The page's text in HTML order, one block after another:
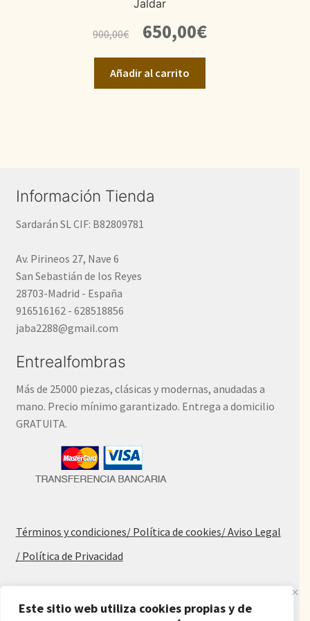
Este sitio web utiliza cookies propias y de
Jaldar
900,00€
precio
original
era:
900,00€.
650,00€El
precio
Añadir al carrito
Información Tienda
Sardarán SL CIF: B82809781
Av. Pirineos 27, Nave 6
San Sebastián de los Reyes
28703-Madrid - España
916516162 - 628518856
jaba2288@gmail.com
Entrealfombras
Más de 25000 piezas, clásicas y modernas, anudadas a
mano. Precio mínimo garantizado. Entrega a domicilio
GRATUITA.
Términos y condiciones/ Política de cookies/ Aviso Legal
/ Política de Privacidad